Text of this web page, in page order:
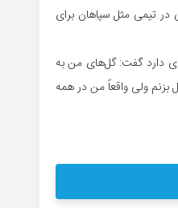
تیمی مثل سپاهان برای
دارد گفت: گل‌های من به
ولی واقعاً من در همه